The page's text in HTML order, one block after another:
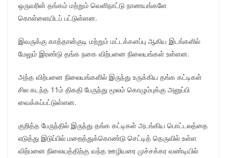
ஒருவரின் தங்கம் மற்றும் வெளிநாட்டு நாணயங்களே
கொள்ளையிடப் பட்டுள்ளன.
இவருக்கு காத்தான்குடி மற்றும் மட்டக்களப்பு ஆகிய இடங்களில்
மேலும் இரண்டு தங்க நகை விற்பனை நிலையங்கள் உள்ளன.
அந்த விற்பனை நிலையங்களில் இருந்து உருக்கிய தங்க கட்டிகள்
சில கடந்த 11ம் திகதி பேருந்து மூலம் கொழும்புக்கு அனுப்பி
வைக்கப்பட்டுள்ளன.
குறித்த பேருந்தில் இருந்து தங்க கட்டிகள் அடங்கிய பொட்டலத்தை
எடுத்து இடுப்பில் மறைத்துக்கொண்டு செட்டித் தெருவில் உள்ள
விற்பனை நிலையத்திற்கு வந்த ஊழியரை முச்சக்கர வண்டியில்